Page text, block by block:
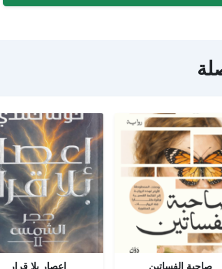
صاحبة الفساتين إعصار بلا قرار